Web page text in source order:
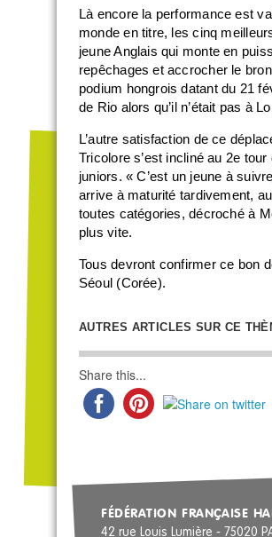
Là encore la performance est
monde en titre, les cinq
jeune Anglais qui monte en
repêchages et accrocher le
podium hongrois datant du 21
de Rio alors qu’il n’était pas à
L’autre satisfaction de ce
Tricolore s’est incliné au 2e
juniors. « C’est un jeune à
arrive à maturité tardivement,
toutes catégories, décroché à
plus vite.
Tous devront confirmer ce bon
Séoul (Corée).
AUTRES ARTICLES SUR CE
Share this...
FÉDÉRATION FRANÇAISE
42 rue Louis Lumière - 75020